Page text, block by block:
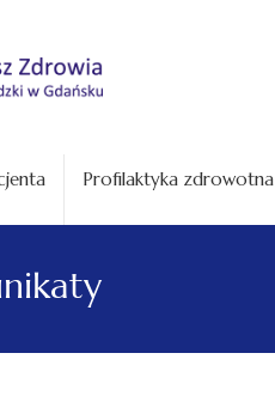
Profilaktyka zdrowotna